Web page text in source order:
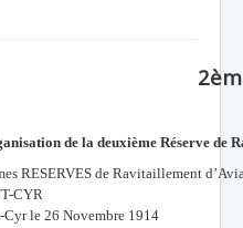
de la deuxième Réserve de
RESERVES de Ravitaillement
CYR
Cyr le 26 Novembre 1914